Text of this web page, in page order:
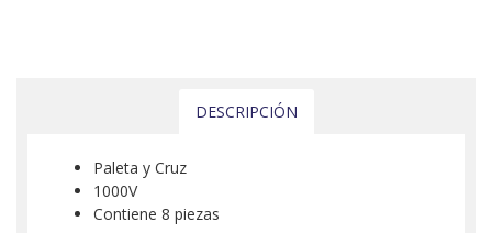
DESCRIPCIÓN
Paleta y Cruz
1000V
Contiene 8 piezas